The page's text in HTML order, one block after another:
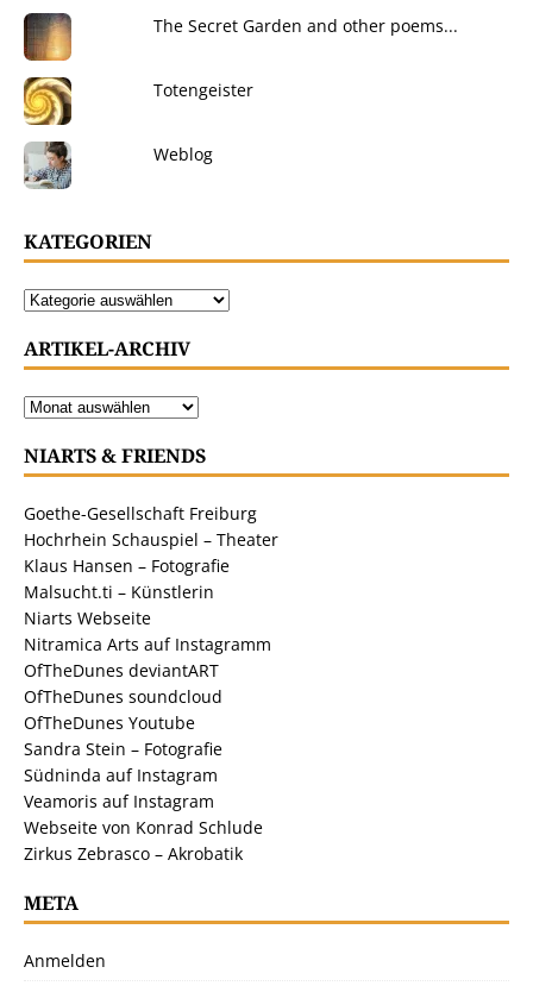
The Secret Garden and other poems...
Totengeister
Weblog
KATEGORIEN
ARTIKEL-ARCHIV
NIARTS & FRIENDS
Goethe-Gesellschaft Freiburg
Hochrhein Schauspiel – Theater
Klaus Hansen – Fotografie
Malsucht.ti – Künstlerin
Niarts Webseite
Nitramica Arts auf Instagramm
OfTheDunes deviantART
OfTheDunes soundcloud
OfTheDunes Youtube
Sandra Stein – Fotografie
Südninda auf Instagram
Veamoris auf Instagram
Webseite von Konrad Schlude
Zirkus Zebrasco – Akrobatik
META
Anmelden